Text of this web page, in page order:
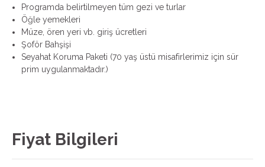
Programda belirtilmeyen tüm gezi ve turlar
Öğle yemekleri
Müze, ören yeri vb. giriş ücretleri
Şoför Bahşişi
Seyahat Koruma Paketi (70 yaş üstü misafirlerimiz için sür
prim uygulanmaktadır.)
Fiyat Bilgileri